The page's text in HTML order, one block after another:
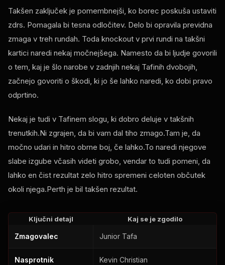
Takšen zaključek je pomembnejši, ko borec poskuša ustaviti
zdrs. Pomagala bi tesna odločitev. Delo bi opravila previdna
zmaga v treh rundah. Toda knockout v prvi rundi na takšni
kartici naredi nekaj močnejšega. Namesto da bi ljudje govorili
o tem, kaj je šlo narobe v zadnjih nekaj Tafinih dvobojih,
začnejo govoriti o škodi, ki jo še lahko naredi, ko dobi pravo
odprtino.
Nekaj je tudi v Tafinem slogu, ki dobro deluje v takšnih
trenutkih.Ni zgrajen, da bi vam dal tiho zmago.Tam je, da
močno udari in hitro obrne boj, če lahko.To naredi njegove
slabe izgube včasih videti grobo, vendar to tudi pomeni, da
lahko en čist rezultat zelo hitro spremeni celoten občutek
okoli njega.Perth je bil takšen rezultat.
Ključni detajl Kaj se je zgodilo
Zmagovalec Junior Tafa
Nasprotnik Kevin Christian